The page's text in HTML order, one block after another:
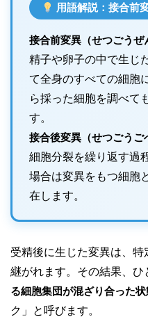
用語解説：接合前
接合前変異（せつごうぜ
精子や卵子の中で生じ
て全身のすべての細胞
ら採った細胞を調べて
す。
接合後変異（せつごうご
細胞分裂を繰り返す過
場合は変異をもつ細胞
在します。
受精後に生じた変異は、
継がれます。その結果、ひ
る細胞集団が混ざり合った状
ク」と呼びます。